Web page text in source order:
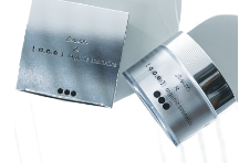
４つのヘッドで合計28カ所の接触点か
ら生まれる繊細な動きに宿る確かなパ
ワーを体感。 固い頭皮も「つまむ」よう
に「揉み動かす」ことで手もみしている
ような贅沢な体験を。 さらに3Dフィッ
ト設計で頭にあてるだけでしっかりフィ
ット。やわらぎケアで顔のもたつき感も
スッキリとした印象に。 ※1 機器を引き